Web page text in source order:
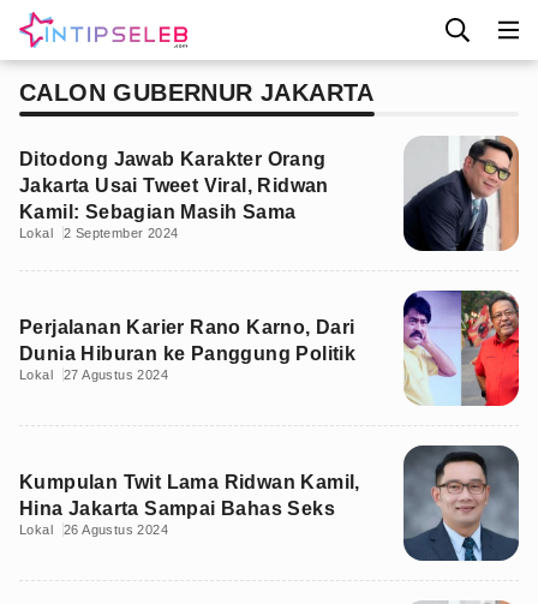
CALON GUBERNUR JAKARTA
Ditodong Jawab Karakter Orang
Jakarta Usai Tweet Viral, Ridwan
Kamil: Sebagian Masih Sama
Lokal 2 September 2024
Perjalanan Karier Rano Karno, Dari
Dunia Hiburan ke Panggung Politik
Lokal 27 Agustus 2024
Kumpulan Twit Lama Ridwan Kamil,
Hina Jakarta Sampai Bahas Seks
Lokal 26 Agustus 2024